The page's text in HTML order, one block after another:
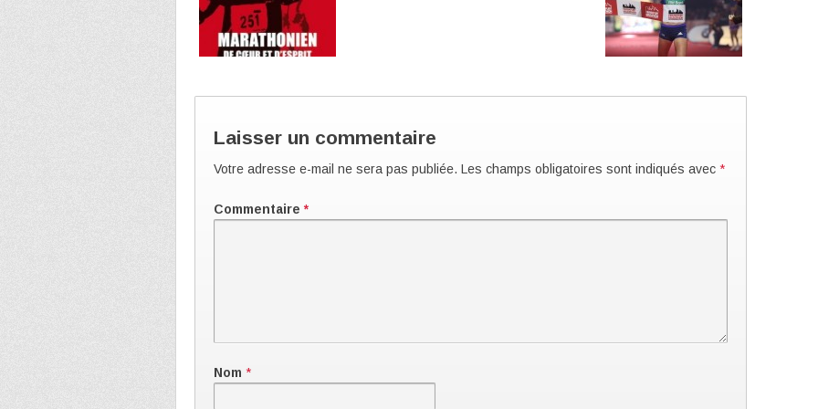
Laisser un commentaire
Votre adresse e-mail ne sera pas publiée. Les champs obligatoires sont indiqués avec *
Commentaire *
Nom *